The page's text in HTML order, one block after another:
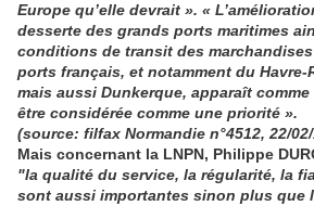
Europe qu’elle devrait ». «
desserte des grands ports maritimes
conditions de transit des
ports français, et notamment du Havre-
mais aussi Dunkerque, apparaît
être considérée comme une priorité ».
(source: filfax Normandie n°4512, 22/
Mais concernant la LNPN, Philippe
"la qualité du service, la régularité, la
sont aussi importantes sinon plus que